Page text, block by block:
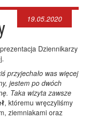
19.05.2020
Dziennikarzy
przyjechało was więcej
jestem po dwóch
Taka wizyta zawsze
, któremu wręczyliśmy
ziemniakami oraz